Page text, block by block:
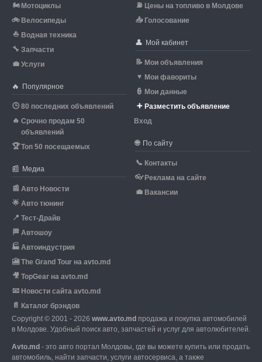
🏍 Мотоциклы
🚲 Велосипеды
⛵ Водная техника
🔧 Запчасти
💼 Услуги
🔥 Популярное
🕒 80 последних объявлений
🔥 Срочно продам 50
объявлений
🏆Топ 50 посещаемых
📰 Медиа
📰 Авто Новости
🌟 Авто тюнинг
📍 Тест-Драйв
🏁 Автошоу
🏭 Автоиндустрия
🎦 The Grand Tour на avto.md
🎥 TopGear на avto.md
📧 Новости сайта avto.md
📄 Каталог брэндов
⛽ Цены на топливо в Молдове
📥 Голосование
👤 Мой кабинет
📝 Мои объявления
♥ Мои фавориты
👮 Мои данные
➕ Разместить объявление
Вход
🌐 По сайту
📞 Контакты
👓Реклама на сайте
💼 Вакансии
Copyright © 2001 - 2026 www.avto.md продажа и покупка автомобилей
в Молдове. Удобный поиск авто, запчастей и услуг для автолюбителей.
Avto.md - это авто портал Молдовы, где вы можете купить или продать
автомобиль, найти запчасти, услуги автосервиса, а также